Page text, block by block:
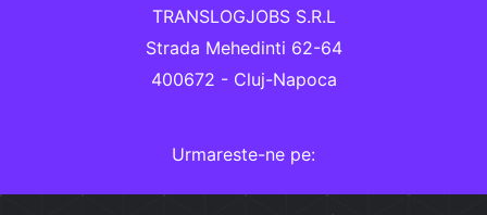
TRANSLOGJOBS S.R.L
Strada Mehedinti 62-64
400672 - Cluj-Napoca
Urmareste-ne pe: